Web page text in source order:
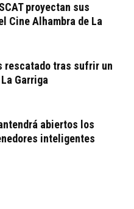
proyectan sus
Cine Alhambra de La
rescatado tras sufrir un
Garriga
abiertos los
inteligentes